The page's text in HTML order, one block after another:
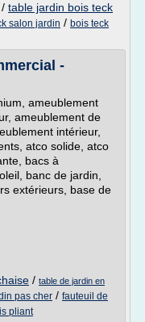
/ table jardin bois teck
salon jardin / bois teck
-
ameublement
ameublement de
intérieur,
atco solide, atco
bacs à
banc de jardin,
extérieurs, base de
/ table de jardin en
pas cher / fauteuil de
pliant